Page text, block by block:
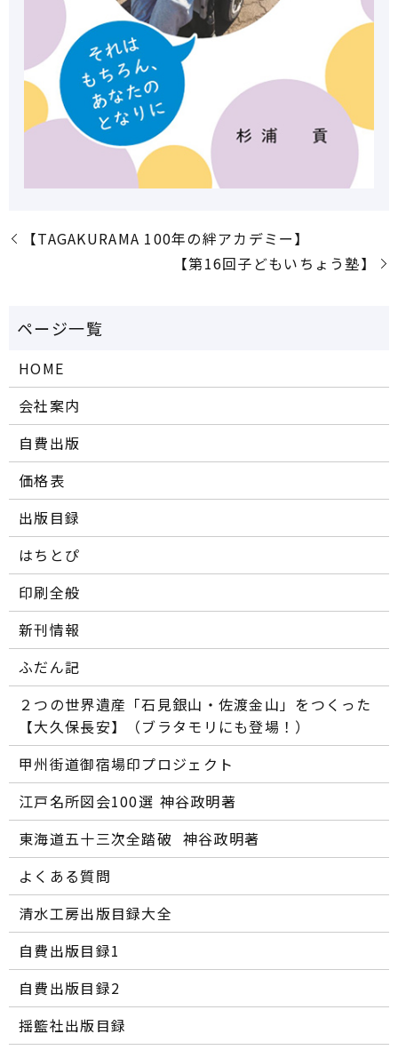
【TAGAKURAMA 100年の絆アカデミー】
【第16回子どもいちょう塾】
HOME
会社案内
自費出版
価格表
出版目録
はちとぴ
印刷全般
新刊情報
ふだん記
２つの世界遺産「石見銀山・佐渡金山」をつくった
【大久保長安】（ブラタモリにも登場！）
甲州街道御宿場印プロジェクト
江戸名所図会100選―― 神谷政明著
東海道五十三次全踏破 ―― 神谷政明著
よくある質問
清水工房出版目録大全
自費出版目録1
自費出版目録2
揺籃社出版目録